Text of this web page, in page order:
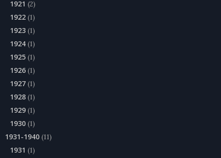
1921 (2)
1922 (1)
1923 (1)
1924 (1)
1925 (1)
1926 (1)
1927 (1)
1928 (1)
1929 (1)
1930 (1)
1931-1940 (11)
1931 (1)